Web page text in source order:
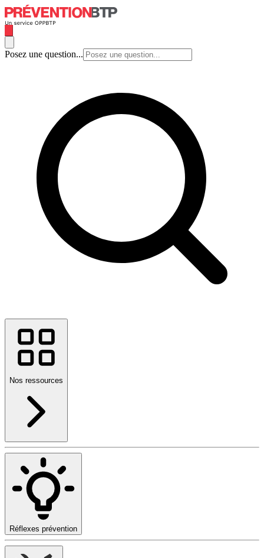
Posez une question...
Nos ressources
Réflexes prévention